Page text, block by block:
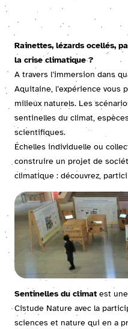
Rainettes, lézards ocellés,
la crise climatique ?
A travers l’immersion dans
Aquitaine, l’expérience vous
milieux naturels. Les
sentinelles du climat,
scientifiques.
Échelles individuelle ou
construire un projet de
climatique : découvrez,
Sentinelles du climat est
Cistude Nature avec la
sciences et nature qui en a